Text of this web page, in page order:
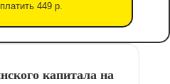
449 р.
капитала на